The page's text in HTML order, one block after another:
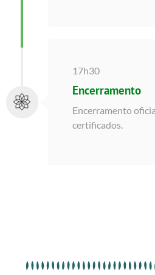
17h30
Encerramento
Encerramento
certificados.